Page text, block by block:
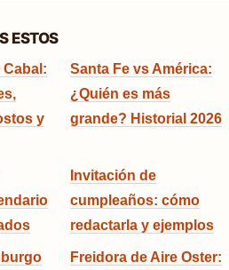
ESTOS
Cabal:
y
Santa Fe vs América:
¿Quién es más
grande? Historial 2026
Invitación de
cumpleaños: cómo
redactarla y ejemplos
Freidora de Aire Oster: